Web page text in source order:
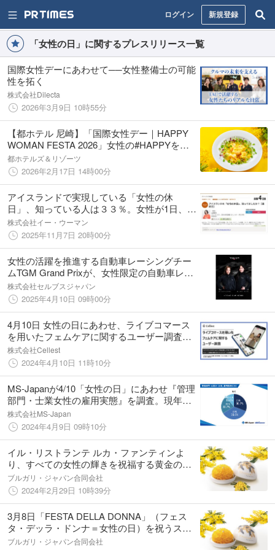
ログイン 新規登録
「女性の日」に関するプレスリリース一覧
国際女性デーにあわせて──女性整備士の可能
性を拓く
株式会社Dilecta
2026年3月9日 10時55分
【都ホテル 尼崎】「国際女性デー｜HAPPY
WOMAN FESTA 2026」女性の#HAPPYを応
援 ハッピーイエローを取り入れたメニュー
や宿泊プランを販売
都ホテルズ＆リゾーツ
2026年2月17日 14時00分
アイスランドで実現している「女性の休
日」、知っている人は３３％。女性が1日、仕
事も家事も休むとどうなる？ 元NHK解説委員
の山本恵子氏（ジェンダー・男女共同参画担
当）と議論白熱！
株式会社イー・ウーマン
2025年11月7日 20時00分
女性の活躍を推進する自動車レーシングチー
ムTGM Grand Prixが、女性限定の自動車レー
ス「KYOJO CUP」に2名の若手女性ドライバ
ーと共に参戦し、活躍を支援。
株式会社セルブスジャパン
2025年4月10日 09時00分
4月10日 女性の日にあわせ、ライブコマース
を用いたフェムケアに関するユーザー調査を
実施
株式会社Cellest
2024年4月10日 11時10分
MS-Japanが4/10「女性の日」にあわせ『管理
部門・士業女性の雇用実態』を調査。現年収
平均は441万円で年代と比例して上昇傾向
株式会社MS-Japan
2024年4月9日 09時10分
イル・リストランテ ルカ・ファンティンよ
り、すべての女性の輝きを祝福する黄金の
「ミモザケーキ」が今年も登場!
ブルガリ・ジャパン合同会社
2024年2月29日 10時39分
3月8日「FESTA DELLA DONNA」（フェス
タ・デッラ・ドンナ＝女性の日）を祝うスペ
シャルミモザケーキが今年も登場! 3月1日よ
ブルガリ・ジャパン合同会社